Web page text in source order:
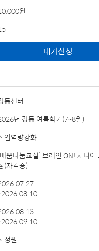
원
대기신청
동센터
년 강동 여름학기(7~8월)
업역량강화
움나눔교실] 브레인 ON! 시니
(자격증)
정원